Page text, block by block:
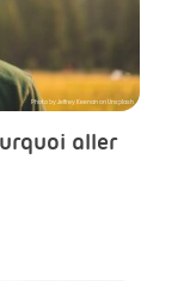
Photo by Jeffrey Keenan on Unsplash
aller